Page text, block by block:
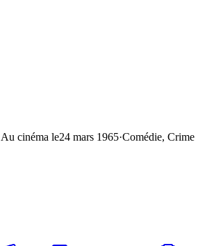
Au cinéma le24 mars 1965·Comédie, Crime